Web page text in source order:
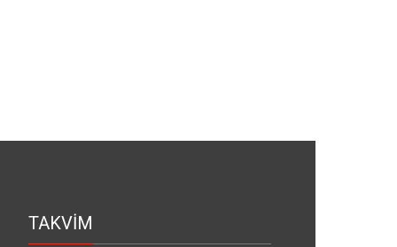
TAKVİM